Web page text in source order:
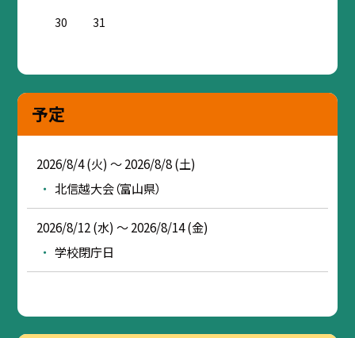
30
31
予定
2026/8/4 (火) ～ 2026/8/8 (土)
北信越大会（富山県）
2026/8/12 (水) ～ 2026/8/14 (金)
学校閉庁日